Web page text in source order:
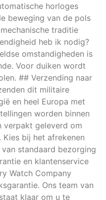
horloges
beweging van de pols
traditie
heb ik nodig?
omstandigheden is
Voor duiken wordt
## Verzending naar
dit militaire
en heel Europa met
worden binnen
verpakt geleverd om
bij het afrekenen
standaard bezorging
en klantenservice
Watch Company
Ons team van
klaar om u te